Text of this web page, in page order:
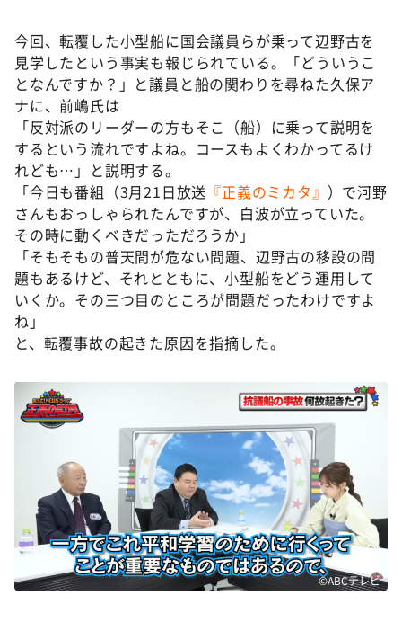
今回、転覆した小型船に国会議員らが乗って辺野古を
見学したという事実も報じられている。「どういうこ
となんですか？」と議員と船の関わりを尋ねた久保ア
ナに、前嶋氏は
「反対派のリーダーの方もそこ（船）に乗って説明を
するという流れですよね。コースもよくわかってるけ
れども…」と説明する。
「今日も番組（3月21日放送 『正義のミカタ』 ）で河野
さんもおっしゃられたんですが、白波が立っていた。
その時に動くべきだっただろうか」
「そもそもの普天間が危ない問題、辺野古の移設の問
題もあるけど、それとともに、小型船をどう運用して
いくか。その三つ目のところが問題だったわけですよ
ね」
と、転覆事故の起きた原因を指摘した。
©ABCテレビ